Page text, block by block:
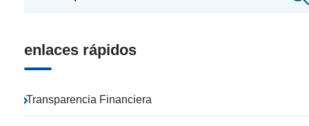
enlaces rápidos
Transparencia Financiera